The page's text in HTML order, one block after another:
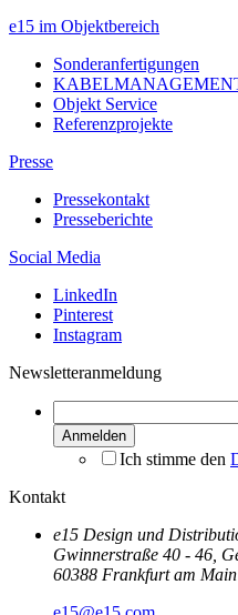
e15 im Objektbereich
Sonderanfertigungen
Objekt Service
Referenzprojekte
Presse
Pressekontakt
Presseberichte
Social Media
LinkedIn
Pinterest
Instagram
Newsletteranmeldung
Ich stimme den
Kontakt
e15 Design und
Gwinnerstraße 40 - 46,
60388 Frankfurt am Main